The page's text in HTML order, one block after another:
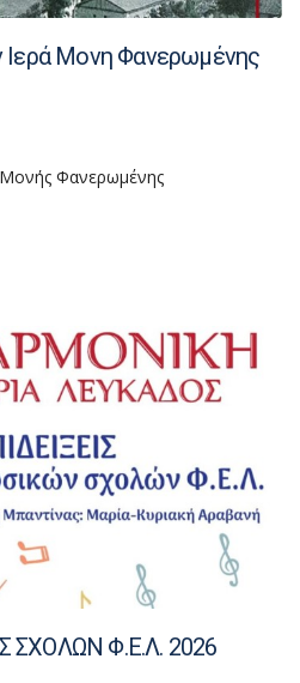
Ιερά Μονη Φανερωμένης
Φανερωμένης
ΣΧΟΛΩΝ Φ.Ε.Λ. 2026